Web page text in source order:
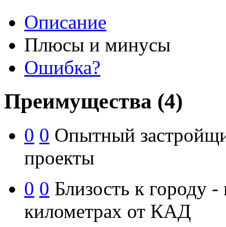
Описание
Плюсы и минусы
Ошибка?
Преимущества (4)
0 0 Опытный
проекты
0 0 Близость к городу
километрах от КАД